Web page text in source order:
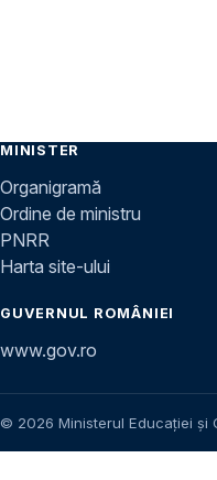
MINISTER
Organigramă
Ordine de ministru
PNRR
Harta site-ului
GUVERNUL ROMÂNIEI
www.gov.ro
© 2026 Ministerul Educației și